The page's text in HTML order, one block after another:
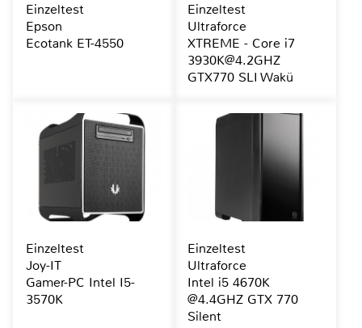
Einzeltest
Epson
Ecotank ET-4550
Einzeltest
Ultraforce
XTREME - Core i7
3930K@4.2GHZ
GTX770 SLI Wakü
Einzeltest
Joy-IT
Gamer-PC Intel I5-
3570K
Einzeltest
Ultraforce
Intel i5 4670K
@4.4GHZ GTX 770
Silent